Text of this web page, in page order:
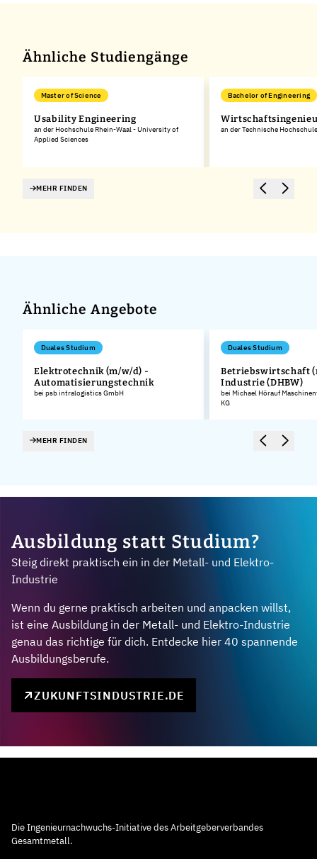
Ähnliche Studiengänge
Master of Science
Usability Engineering
an der Hochschule Rhein-Waal - University of
Applied Sciences
Bachelor of Engineering
an der Technische
MEHR FINDEN
Ähnliche Angebote
Duales Studium
Elektrotechnik (m/w/d) -
Automatisierungstechnik
bei psb intralogistics GmbH
Duales Studium
Betriebswirtschaft
Industrie (DHBW)
bei Michael Hörauf
KG
MEHR FINDEN
Ausbildung statt Studium?
Steig direkt praktisch ein in der Metall- und Elektro-
Industrie
Wenn du gerne praktisch arbeiten und anpacken willst,
ist eine Ausbildung in der Metall- und Elektro-Industrie
genau das richtige für dich. Entdecke hier 40 spannende
Ausbildungsberufe.
ZUKUNFTSINDUSTRIE.DE
Die Ingenieurnachwuchs-Initiative des Arbeitgeberverbandes
Gesamtmetall.